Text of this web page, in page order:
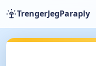
TrengerJegParaply